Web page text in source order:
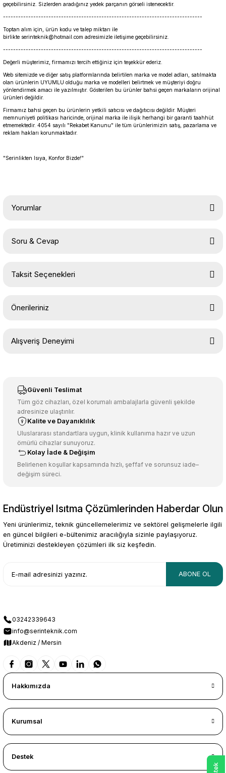
geçebilirsiniz. Sizlerden aradığınız yedek parçanın görseli istenecektir.
-------------------------------------------------------------------------------
Toptan alım için, ürün kodu ve talep miktarı ile
birlikte serinteknik@hotmail.com adresimizle iletişime geçebilirsiniz.
-------------------------------------------------------------------------------
Değerli müşterimiz, firmamızı tercih ettiğiniz için teşekkür ederiz.
Web sitemizde ve diğer satış platformlarında belirtilen marka ve model adları, satılmakta
olan ürünlerin UYUMLU olduğu marka ve modelleri belirtmek ve müşteriyi doğru
yönlendirmek amacı ile yazılmıştır. Gösterilen bu ürünler bahsi geçen markaların orijinal
ürünleri değildir.
Firmamız bahsi geçen bu ürünlerin yetkili satıcısı ve dağıtıcısı değildir. Müşteri
memnuniyeti politikası haricinde, orijinal marka ile ilişik herhangi bir garanti taahhüt
etmemektedir. 4054 sayılı "Rekabet Kanunu" ile tüm ürünlerimizin satış, pazarlama ve
reklam hakları korunmaktadır.
"Serinlikten Isıya, Konfor Bizde!"
Yorumlar
Soru & Cevap
Taksit Seçenekleri
Önerileriniz
konularda yetersiz gördüğünüz noktaları öneri formunu kullanarak
Ürün resmi kalitesiz, bozuk veya görüntülenemiyor.
Ürün açıklamasında eksik bilgiler bulunuyor.
Ürün bilgilerinde hatalar bulunuyor.
Ürün fiyatı diğer sitelerden daha pahalı.
Bu ürüne benzer farklı alternatifler olmalı.
Gönder
Alışveriş Deneyimi
Güvenli Teslimat
Tüm göz cihazları, özel korumalı ambalajlarla güvenli şekilde
adresinize ulaştırılır.
Kalite ve Dayanıklılık
Uluslararası standartlara uygun, klinik kullanıma hazır ve uzun
ömürlü cihazlar sunuyoruz.
Kolay İade & Değişim
Belirlenen koşullar kapsamında hızlı, şeffaf ve sorunsuz iade–
değişim süreci.
Endüstriyel Isıtma Çözümlerinden Haberdar Olun
Yeni ürünlerimiz, teknik güncellemelerimiz ve sektörel gelişmelerle ilgili
en güncel bilgileri e-bültenimiz aracılığıyla sizinle paylaşıyoruz.
Üretiminizi destekleyen çözümleri ilk siz keşfedin.
ABONE OL
03242339643
info@serinteknik.com
Akdeniz / Mersin
Hakkımızda
Kurumsal
Destek